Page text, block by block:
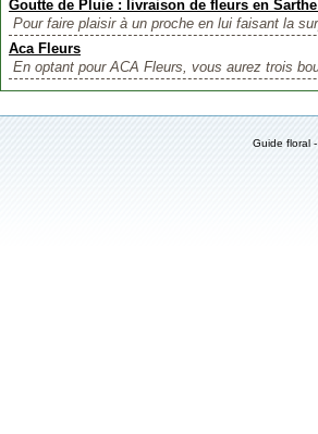
Goutte de Pluie : livraison de fleurs en Sarthe
Pour faire plaisir à un proche en lui faisant la
Aca Fleurs
En optant pour ACA Fleurs, vous aurez trois
Guide floral